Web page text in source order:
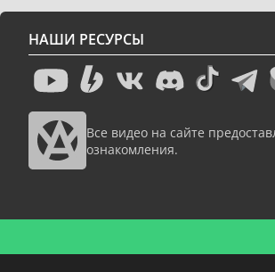
НАШИ РЕСУРСЫ
Все видео на сайте
ознакомления.